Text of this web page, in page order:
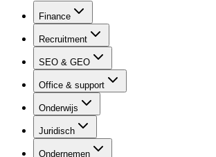
Finance
Recruitment
SEO & GEO
Office & support
Onderwijs
Juridisch
Ondernemen